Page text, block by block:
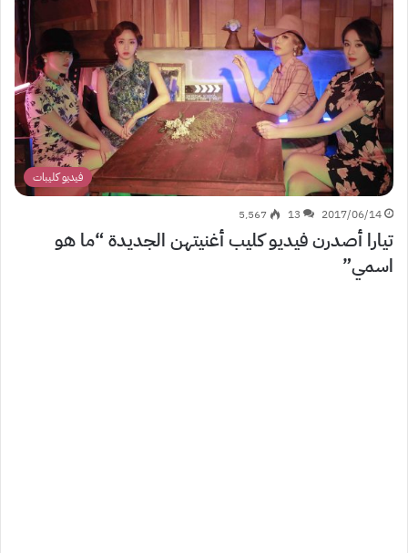
فيديو كليبات
2017/06/14
13 5٬567
تيارا أصدرن فيديو كليب أغنيتهن الجديدة “ما هو
اسمي”